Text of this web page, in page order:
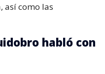
así como las
habló con